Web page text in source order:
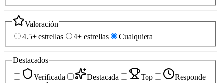
Valoración
4.5+ estrellas
4+ estrellas Cualquiera
Destacados
Verificada
Destacada Top
Responde